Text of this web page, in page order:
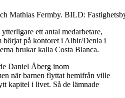
Mathias Fermby. BILD:
ytterligare ett antal medarbetare,
börjat på kontoret i Albir/Denia i
brukar kalla Costa Blanca.
Daniel Åberg inom
när barnen flyttat hemifrån ville
kapitel i livet. Så de lämnade